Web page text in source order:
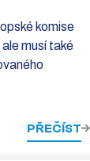
komise
musí také
PŘEČÍST